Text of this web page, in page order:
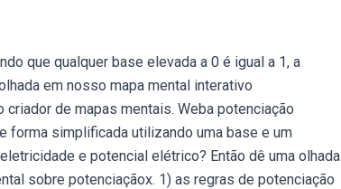
que qualquer base elevada a 0 é igual a 1, a
em nosso mapa mental interativo
de mapas mentais. Weba potenciação
forma simplificada utilizando uma base e um
e potencial elétrico? Então dê uma olhada
sobre potenciaçãox. 1) as regras de potenciação